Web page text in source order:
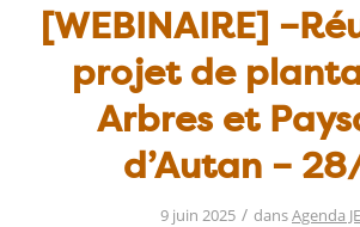
[WEBINAIRE]
projet de
Arbres et
d’Autan –
9 juin 2025 / dansAgenda